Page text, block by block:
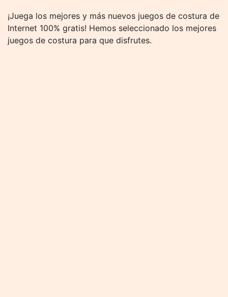
¡Juega los mejores y más nuevos juegos de costura de
Internet 100% gratis! Hemos seleccionado los mejores
juegos de costura para que disfrutes.